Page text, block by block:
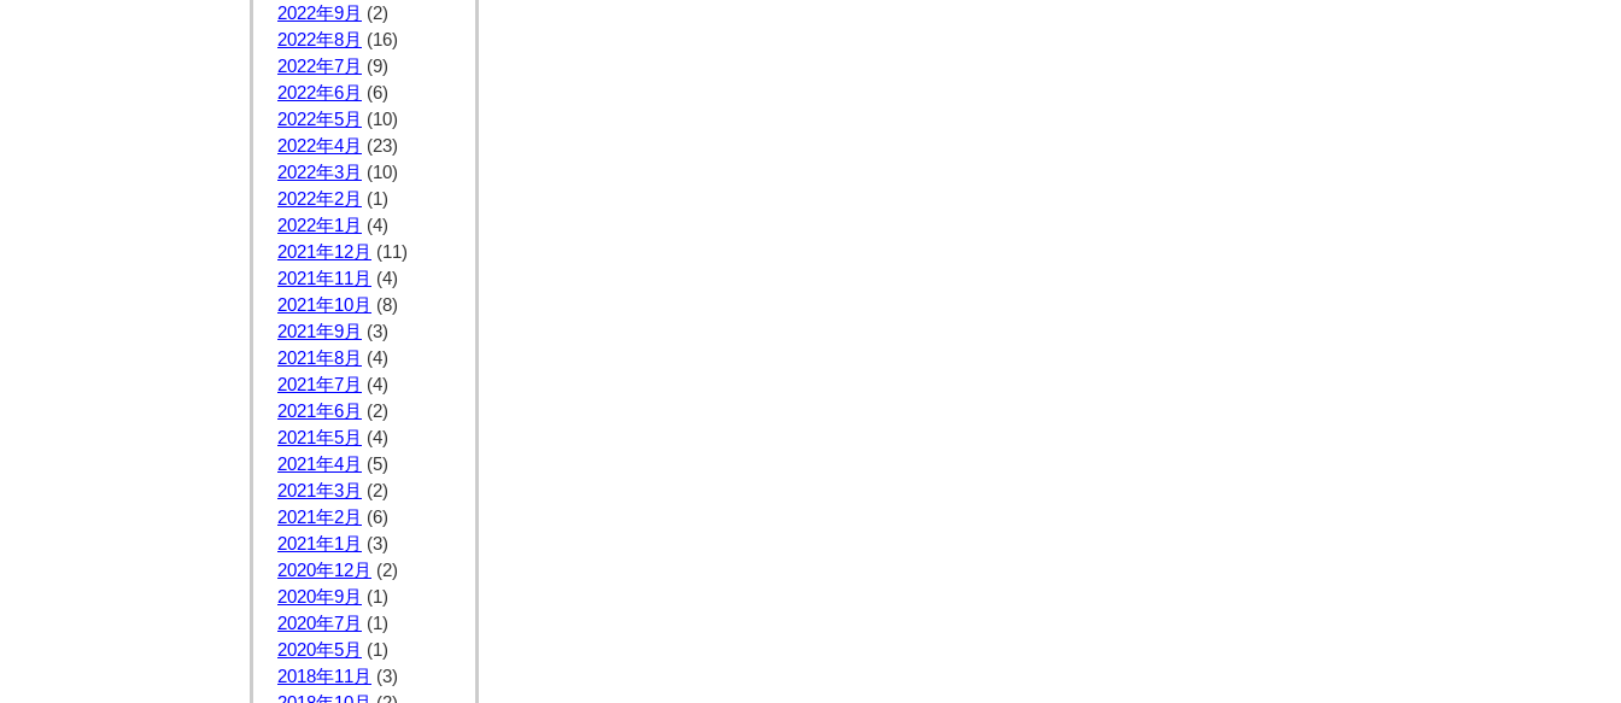
2022年9月 (2)
2022年8月 (16)
2022年7月 (9)
2022年6月 (6)
2022年5月 (10)
2022年4月 (23)
2022年3月 (10)
2022年2月 (1)
2022年1月 (4)
2021年12月 (11)
2021年11月 (4)
2021年10月 (8)
2021年9月 (3)
2021年8月 (4)
2021年7月 (4)
2021年6月 (2)
2021年5月 (4)
2021年4月 (5)
2021年3月 (2)
2021年2月 (6)
2021年1月 (3)
2020年12月 (2)
2020年9月 (1)
2020年7月 (1)
2020年5月 (1)
2018年11月 (3)